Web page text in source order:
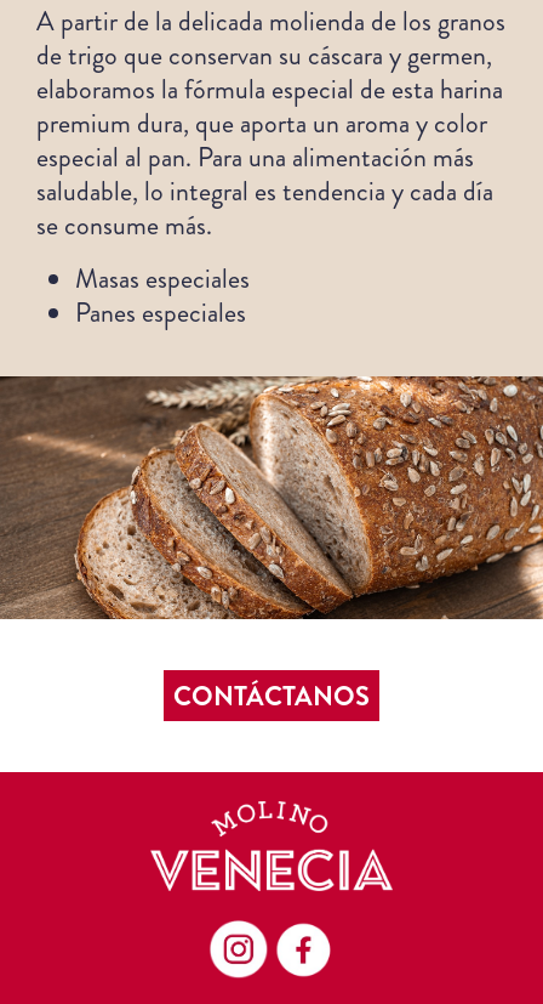
A partir de la delicada molienda de los granos
de trigo que conservan su cáscara y germen,
elaboramos la fórmula especial de esta harina
premium dura, que aporta un aroma y color
especial al pan. Para una alimentación más
saludable, lo integral es tendencia y cada día
se consume más.
Masas especiales
Panes especiales
CONTÁCTANOS